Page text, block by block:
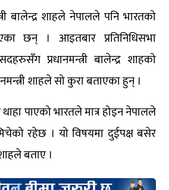
बालेन्द्र शाहले नेपालले पनि भारतको
छन् । आइतबार प्रतिनिधिसभा
प्रधानमन्त्री बालेन्द्र शाहको
शाहले सो कुरा बताएका हुन् ।
थाहा पाएको भारतले मात्र होइन नेपालले
रहेछ । यो विषयमा दुईपक्ष बसेर
शाहले बताए ।